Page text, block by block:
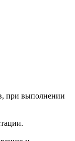
при выполнении